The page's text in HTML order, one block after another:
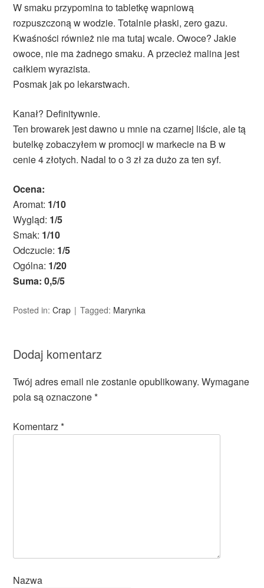
W smaku przypomina to tabletkę wapniową
rozpuszczoną w wodzie. Totalnie płaski, zero gazu.
Kwaśności również nie ma tutaj wcale. Owoce? Jakie
owoce, nie ma żadnego smaku. A przecież malina jest
całkiem wyrazista.
Posmak jak po lekarstwach.
Kanał? Definitywnie.
Ten browarek jest dawno u mnie na czarnej liście, ale tą
butelkę zobaczyłem w promocji w markecie na B w
cenie 4 złotych. Nadal to o 3 zł za dużo za ten syf.
Ocena:
Aromat: 1/10
Wygląd: 1/5
Smak: 1/10
Odczucie: 1/5
Ogólna: 1/20
Suma: 0,5/5
Posted in:Crap Tagged: Marynka
Dodaj komentarz
Twój adres email nie zostanie opublikowany. Wymagane
pola są oznaczone*
Komentarz*
Nazwa